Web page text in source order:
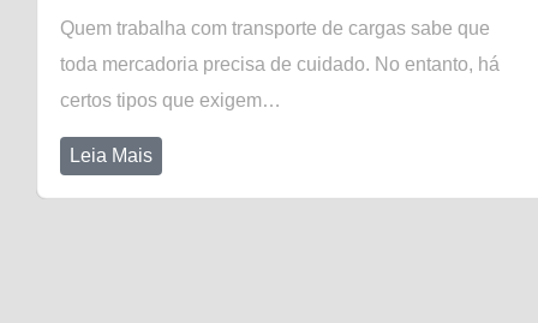
Quem trabalha com transporte de cargas sabe que
toda mercadoria precisa de cuidado. No entanto, há
certos tipos que exigem…
Leia Mais